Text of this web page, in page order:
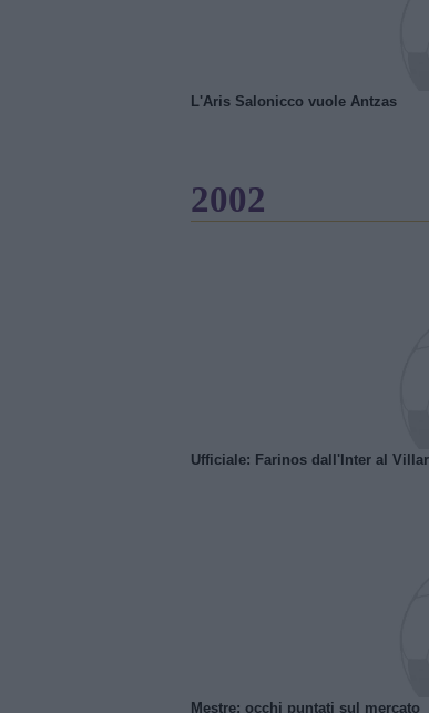
L'Aris Salonicco vuole Antzas
2002
Ufficiale: Farinos dall'Inter al
Mestre: occhi puntati sul mercato